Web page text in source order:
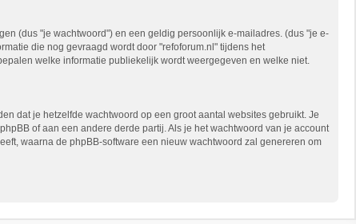
(dus "je wachtwoord") en een geldig persoonlijk e-mailadres. (dus "je e-
die nog gevraagd wordt door "refoforum.nl" tijdens het
welke informatie publiekelijk wordt weergegeven en welke niet.
dat je hetzelfde wachtwoord op een groot aantal websites gebruikt. Je
of aan een andere derde partij. Als je het wachtwoord van je account
waarna de phpBB-software een nieuw wachtwoord zal genereren om